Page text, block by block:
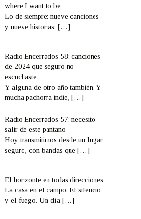
where I want to be
Lo de siempre: nueve canciones
y nueve historias.[…]
Radio Encerrados 58: canciones
de 2024 que seguro no
escuchaste
Y alguna de otro año también. Y
mucha pachorra indie,[…]
Radio Encerrados 57: necesito
salir de este pantano
Hoy transmitimos desde un lugar
seguro, con bandas que[…]
El horizonte en todas direcciones
La casa en el campo. El silencio
y el fuego. Un día[…]